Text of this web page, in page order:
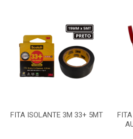
FITA ISOLANTE 3M 33+ 5MT